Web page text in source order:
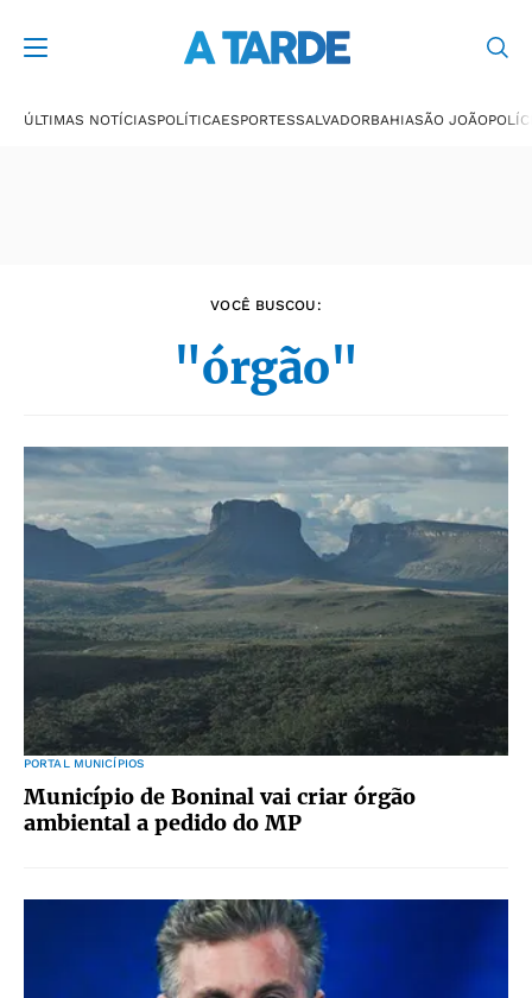
ÚLTIMAS NOTÍCIASPOLÍTICAESPORTESSALVADORBAHIASÃO JOÃO
VOCÊ BUSCOU:
"órgão"
PORTAL MUNICÍPIOS
Município de Boninal vai criar órgão
ambiental a pedido do MP